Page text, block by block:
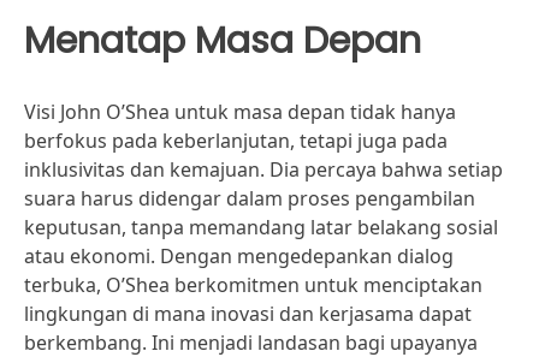
Menatap Masa Depan
Visi John O’Shea untuk masa depan tidak hanya
berfokus pada keberlanjutan, tetapi juga pada
inklusivitas dan kemajuan. Dia percaya bahwa setiap
suara harus didengar dalam proses pengambilan
keputusan, tanpa memandang latar belakang sosial
atau ekonomi. Dengan mengedepankan dialog
terbuka, O’Shea berkomitmen untuk menciptakan
lingkungan di mana inovasi dan kerjasama dapat
berkembang. Ini menjadi landasan bagi upayanya